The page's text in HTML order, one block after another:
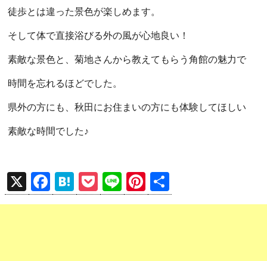
徒歩とは違った景色が楽しめます。
そして体で直接浴びる外の風が心地良い！
素敵な景色と、菊地さんから教えてもらう角館の魅力で
時間を忘れるほどでした。
県外の方にも、秋田にお住まいの方にも体験してほしい
素敵な時間でした♪
X
F
a
H
at
P
o
Li
n
Pi
nt 有